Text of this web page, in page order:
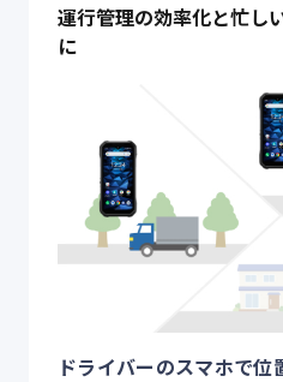
運行管理の効率化と忙し
に
ドライバーのスマホで